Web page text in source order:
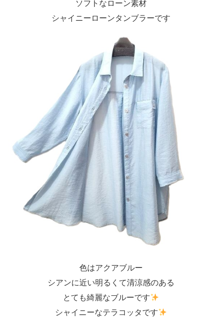
ソフトなローン素材
シャイニーローンタンブラーです
色はアクアブルー
シアンに近い明るくて清涼感のある
とても綺麗なブルーです
シャイニーなテラコッタです